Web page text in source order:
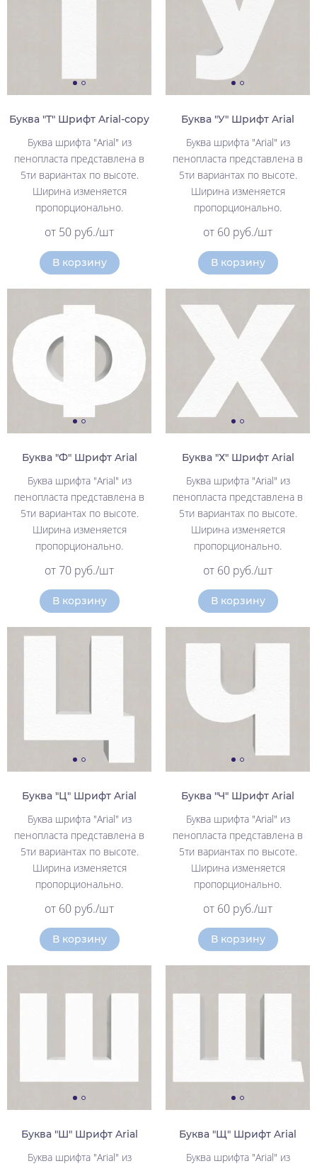
Буква "Т" Шрифт Arial-copy
Буква шрифта "Arial" из
пенопласта представлена в
5ти вариантах по высоте.
Ширина изменяется
пропорционально.
от 50 руб./шт
В корзину
Буква "У" Шрифт Arial
Буква шрифта "Arial" из
пенопласта представлена в
5ти вариантах по высоте.
Ширина изменяется
пропорционально.
от 60 руб./шт
В корзину
Буква "Ф" Шрифт Arial
Буква шрифта "Arial" из
пенопласта представлена в
5ти вариантах по высоте.
Ширина изменяется
пропорционально.
от 70 руб./шт
В корзину
Буква "Х" Шрифт Arial
Буква шрифта "Arial" из
пенопласта представлена в
5ти вариантах по высоте.
Ширина изменяется
пропорционально.
от 60 руб./шт
В корзину
Буква "Ц" Шрифт Arial
Буква шрифта "Arial" из
пенопласта представлена в
5ти вариантах по высоте.
Ширина изменяется
пропорционально.
от 60 руб./шт
В корзину
Буква "Ч" Шрифт Arial
Буква шрифта "Arial" из
пенопласта представлена в
5ти вариантах по высоте.
Ширина изменяется
пропорционально.
от 60 руб./шт
В корзину
Буква "Ш" Шрифт Arial
Буква шрифта "Arial" из
Буква "Щ" Шрифт Arial
Буква шрифта "Arial" из